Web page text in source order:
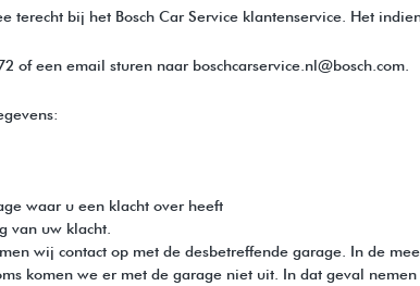
terecht bij het Bosch Car Service klantenservice. Het
of een email sturen naar boschcarservice.nl@bosch.com.
waar u een klacht over heeft
van uw klacht.
wij contact op met de desbetreffende garage. In de
komen we er met de garage niet uit. In dat geval